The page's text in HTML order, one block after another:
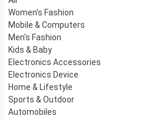
Women's Fashion
Mobile & Computers
Men's Fashion
Kids & Baby
Electronics Accessories
Electronics Device
Home & Lifestyle
Sports & Outdoor
Automobiles